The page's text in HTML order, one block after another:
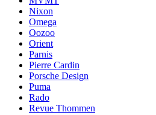
Nixon
Omega
Oozoo
Orient
Parnis
Pierre Cardin
Porsche Design
Puma
Rado
Revue Thommen